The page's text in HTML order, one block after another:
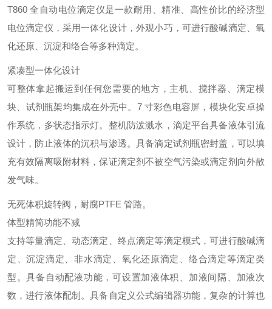
T860 全自动电位滴定仪是一款耐用、精准、高性价比的经济型
电位滴定仪，采用一体化设计，外观小巧，可进行酸碱滴定、氧
化还原、沉淀和络合等多种滴定。
紧凑型一体化设计
可整体拿起搬运到任何您需要的地方，主机、搅拌器、滴定模
块、试剂瓶架均集成在外壳中。 7 寸彩色电容屏，模块化安卓操
作系统，多状态指示灯。 整机防泼溅水，滴定平台具备液体引流
设计，防止液体的沉积与渗透。具备滴定试剂瓶密封盖，可以填
充有效隔离吸附材料，保证滴定剂不被空气污染或滴定剂向外散
发气味。
无死体积旋转阀，耐腐PTFE 管路。
体型精简功能不减
支持等量滴定、动态滴定、终点滴定等滴定模式，可进行酸碱滴
定、沉淀滴定、非水滴定、氧化还原滴定、络合滴定等滴定类
型。具备自动配液功能，可设置加液体积、加液间隔、加液次
数，进行液体配制。具备自定义公式编辑器功能，复杂的计算也